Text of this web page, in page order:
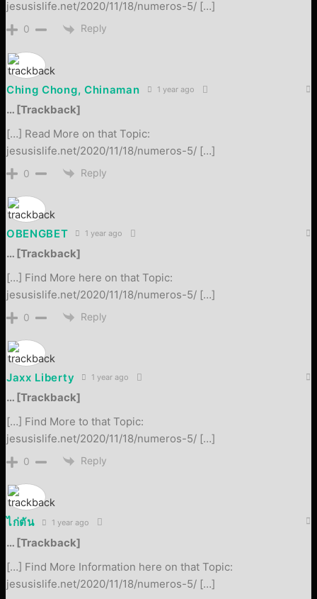
jesusislife.net/2020/11/18/numeros-5/ […]
0 Reply
Ching Chong, Chinaman 1 year ago
… [Trackback]
[…] Read More on that Topic:
jesusislife.net/2020/11/18/numeros-5/ […]
0 Reply
OBENGBET 1 year ago
… [Trackback]
[…] Find More here on that Topic:
jesusislife.net/2020/11/18/numeros-5/ […]
0 Reply
Jaxx Liberty 1 year ago
… [Trackback]
[…] Find More to that Topic:
jesusislife.net/2020/11/18/numeros-5/ […]
0 Reply
ไก่ตัน 1 year ago
… [Trackback]
[…] Find More Information here on that Topic:
jesusislife.net/2020/11/18/numeros-5/ […]